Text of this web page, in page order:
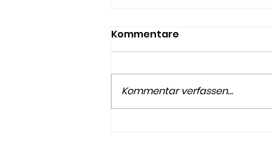
Kommentare
Kommentar verfassen...